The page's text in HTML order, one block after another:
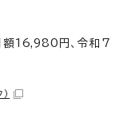
額16,980円、令和7